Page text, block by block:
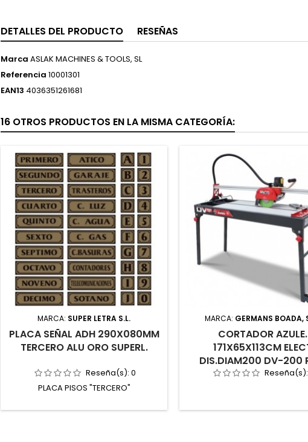
DETALLES DEL PRODUCTO RESEÑAS
Marca ASLAK MACHINES & TOOLS, SL
Referencia 10001301
EAN13 4036351261681
16 OTROS PRODUCTOS EN LA MISMA CATEGORÍA:
MARCA: SUPER LETRA S.L.
PLACA SEÑAL ADH 290X080MM
TERCERO ALU ORO SUPERL.
Reseña(s): 0
PLACA PISOS "TERCERO"
MARCA: GERMANS BOADA,
CORTADOR AZULE.
171X65X113CM
DIS.DIAM200 DV-200